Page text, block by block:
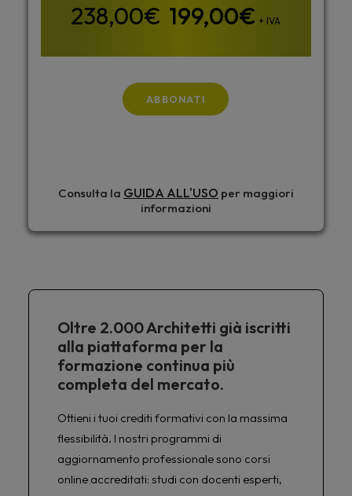
199,00€ + IVA
ABBONATI
Consulta la GUIDA ALL'USO per maggiori
informazioni
Oltre 2.000 Architetti già iscritti
alla piattaforma per la
formazione continua più
completa del mercato.
Ottieni i tuoi crediti formativi con la massima
flessibilità. I nostri programmi di
aggiornamento professionale sono corsi
online accreditati: studi con docenti esperti,